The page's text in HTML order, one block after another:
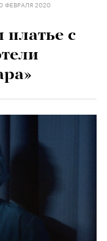
ФЕВРАЛЯ 2020
с